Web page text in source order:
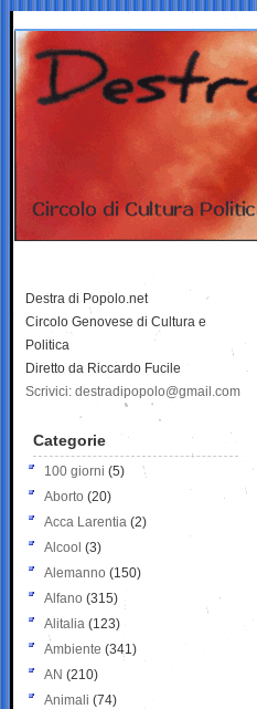
Destra di Popolo.net
Circolo Genovese di Cultura e
Politica
Diretto da Riccardo Fucile
Scrivici: destradipopolo@gmail.com
Categorie
100 giorni (5)
Aborto (20)
Acca Larentia (2)
Alcool (3)
Alemanno (150)
Alfano (315)
Alitalia (123)
Ambiente (341)
AN (210)
Animali (74)